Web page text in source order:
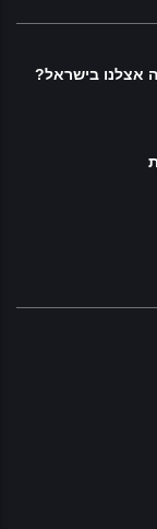
אצלנו בישראל?